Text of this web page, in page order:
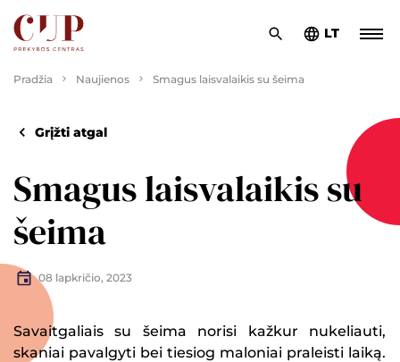
LT
Pradžia Naujienos Smagus laisvalaikis su šeima
Grįžti atgal
Smagus laisvalaikis su
šeima
08 lapkričio, 2023
Savaitgaliais su šeima norisi kažkur nukeliauti,
skaniai pavalgyti bei tiesiog maloniai praleisti laiką.